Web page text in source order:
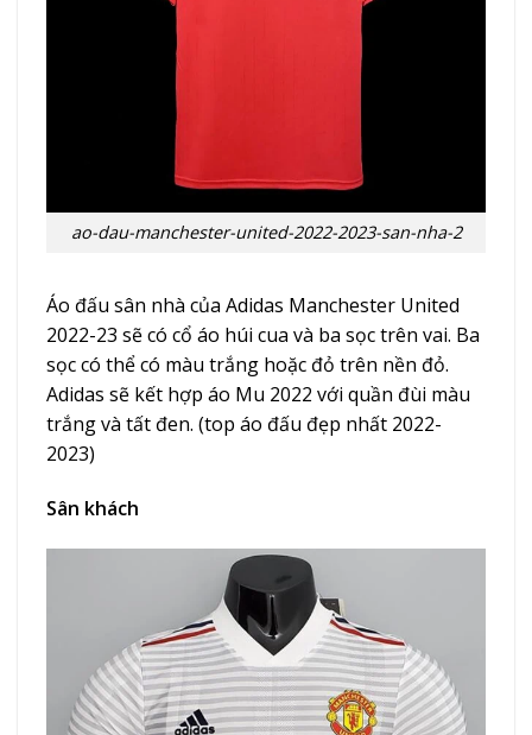
ao-dau-manchester-united-2022-2023-san-nha-2
Áo đấu sân nhà của Adidas Manchester United
2022-23 sẽ có cổ áo húi cua và ba sọc trên vai. Ba
sọc có thể có màu trắng hoặc đỏ trên nền đỏ.
Adidas sẽ kết hợp áo Mu 2022 với quần đùi màu
trắng và tất đen. (top áo đấu đẹp nhất 2022-
2023)
Sân khách